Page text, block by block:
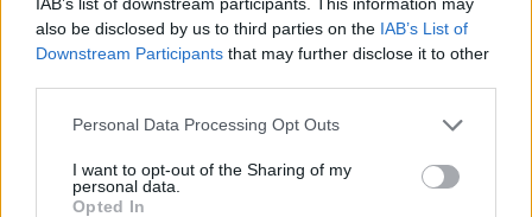
also be disclosed by us to third parties on the IAB’s List of
Downstream Participants that may further disclose it to other
Personal Data Processing Opt Outs
I want to opt-out of the Sharing of my
personal data.
Opted In
Comentarios (1)
LO MÁS LEÍDO
Fallece un bebé de 20 meses por un